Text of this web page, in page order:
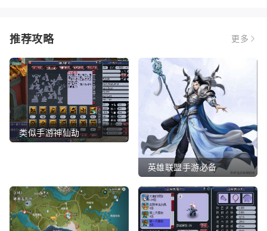
推荐攻略 更多
类似手游神仙劫
英雄联盟手游必备